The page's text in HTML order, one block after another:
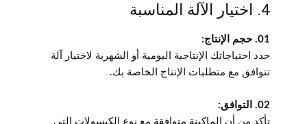
4. اختيار الآلة المناسبة
01. حجم الإنتاج:
حدد احتياجاتك الإنتاجية اليومية أو الشهرية لاختيار آلة
تتوافق مع متطلبات الإنتاج الخاصة بك.
02. التوافق:
تأكد من أن الماكينة متوافقة مع نوع الكبسولات التي